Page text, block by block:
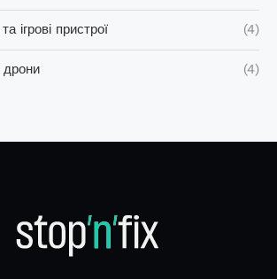
ігрові пристрої (4)
дрони (4)